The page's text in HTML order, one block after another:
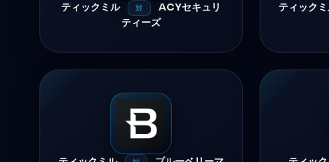
ティックミル 対
ACYセキュリ
ティーズ
ティック